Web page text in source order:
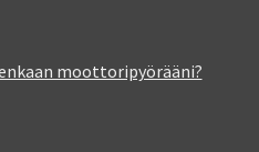
moottoripyörääni?